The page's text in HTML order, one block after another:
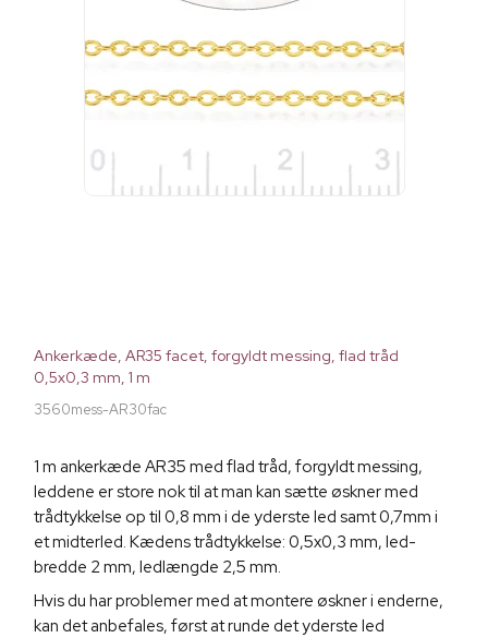
Ankerkæde, AR35 facet, forgyldt messing, flad tråd
0,5x0,3 mm, 1 m
3560mess-AR30fac
1 m ankerkæde AR35 med flad tråd, forgyldt messing,
leddene er store nok til at man kan sætte øskner med
trådtykkelse op til 0,8 mm i de yderste led samt 0,7mm i
et midterled. Kædens trådtykkelse: 0,5x0,3 mm, led-
bredde 2 mm, ledlængde 2,5 mm.
Hvis du har problemer med at montere øskner i enderne,
kan det anbefales, først at runde det yderste led